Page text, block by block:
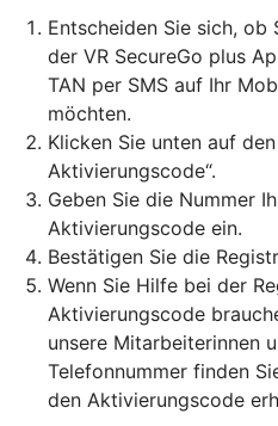
Entscheiden Sie sich, ob
der VR SecureGo plus
TAN per SMS auf Ihr
möchten.
Klicken Sie unten auf
Aktivierungscode“.
Geben Sie die Nummer
Aktivierungscode ein.
Bestätigen Sie die
Wenn Sie Hilfe bei der
Aktivierungscode
unsere Mitarbeiterinnen
Telefonnummer finden
den Aktivierungscode